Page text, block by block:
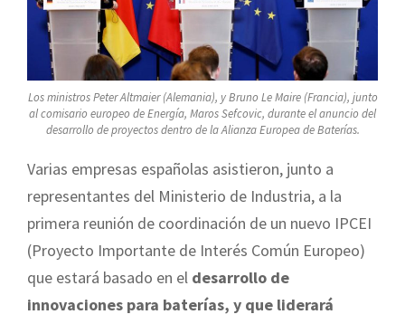
Los ministros Peter Altmaier (Alemania), y Bruno Le Maire (Francia), junto
al comisario europeo de Energía, Maros Sefcovic, durante el anuncio del
desarrollo de proyectos dentro de la Alianza Europea de Baterías.
Varias empresas españolas asistieron, junto a
representantes del Ministerio de Industria, a la
primera reunión de coordinación de un nuevo IPCEI
(Proyecto Importante de Interés Común Europeo)
que estará basado en el desarrollo de
innovaciones para baterías, y que liderará